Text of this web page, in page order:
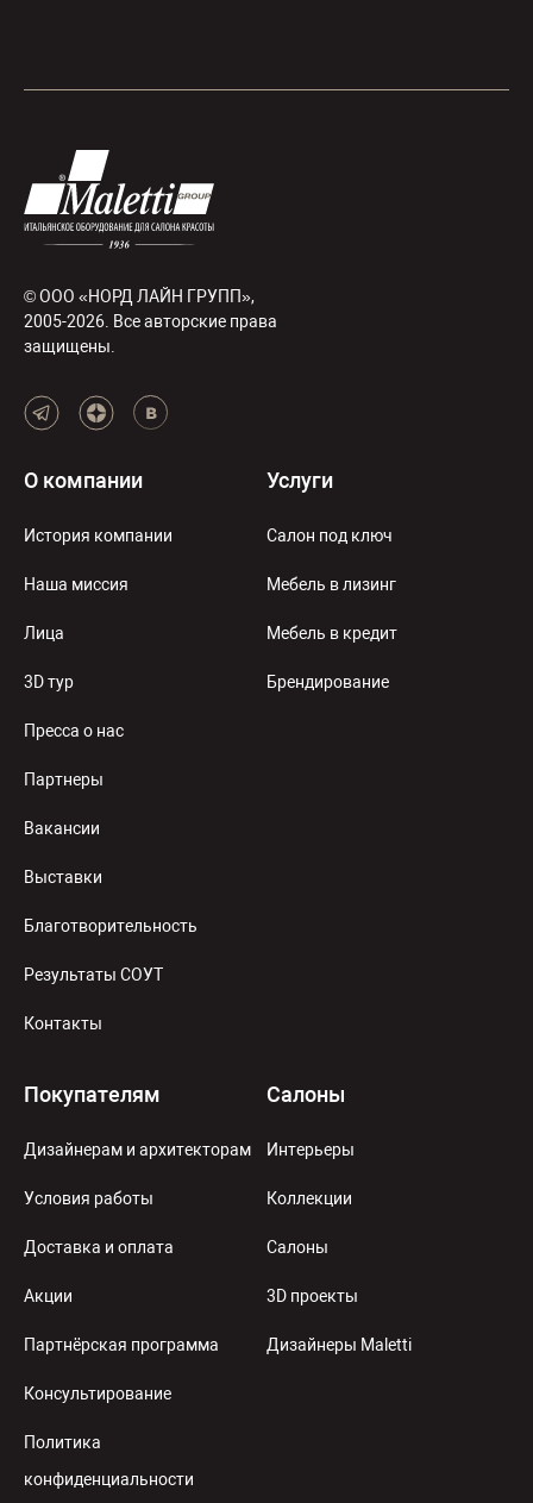
© ООО «НОРД ЛАЙН ГРУПП»,
2005-2026. Все авторские права
защищены.
О компании
История компании
Наша миссия
Лица
3D тур
Пресса о нас
Партнеры
Вакансии
Выставки
Благотворительность
Результаты СОУТ
Контакты
Услуги
Салон под ключ
Мебель в лизинг
Мебель в кредит
Брендирование
Покупателям
Дизайнерам и архитекторам
Условия работы
Доставка и оплата
Акции
Партнёрская программа
Консультирование
Политика
конфиденциальности
Салоны
Интерьеры
Коллекции
Салоны
3D проекты
Дизайнеры Maletti